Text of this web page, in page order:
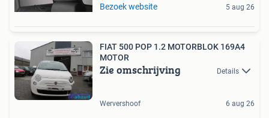
Bezoek website 5 aug 26
FIAT 500 POP 1.2 MOTORBLOK 169A4
MOTOR
Zie omschrijving Details
Wervershoof 6 aug 26